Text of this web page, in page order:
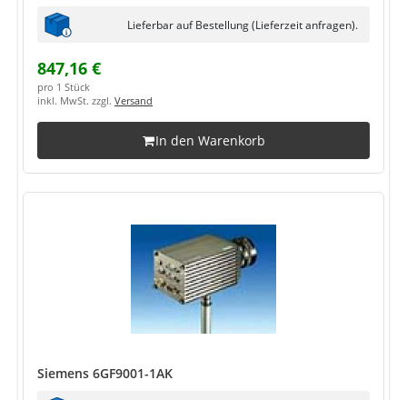
Lieferbar auf Bestellung (Lieferzeit anfragen).
847,16 €
pro 1 Stück
inkl. MwSt. zzgl. Versand
In den Warenkorb
Siemens 6GF9001-1AK